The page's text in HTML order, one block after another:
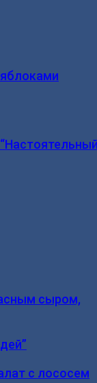
сыром,
с лососем